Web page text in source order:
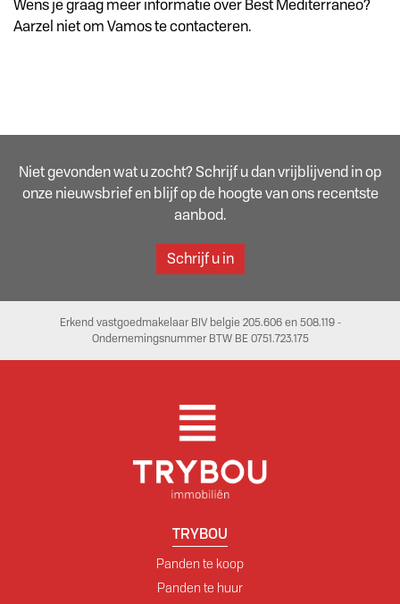
Wens je graag meer informatie over Best Mediterraneo?
Aarzel niet om Vamos te contacteren.
Niet gevonden wat u zocht? Schrijf u dan vrijblijvend in op
onze nieuwsbrief en blijf op de hoogte van ons recentste
aanbod.
Schrijf u in
Erkend vastgoedmakelaar BIV belgie 205.606 en 508.119 -
Ondernemingsnummer BTW BE 0751.723.175
TRYBOU
Panden te koop
Panden te huur